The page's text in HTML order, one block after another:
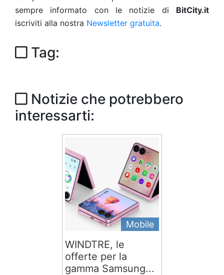
sempre informato con le notizie di BitCity.it
iscriviti alla nostra Newsletter gratuita.
Tag:
Notizie che potrebbero
interessarti:
Mobile
WINDTRE, le
offerte per la
gamma Samsung...